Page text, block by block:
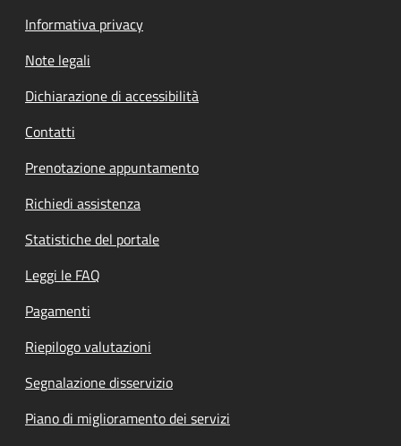
Informativa privacy
Note legali
Dichiarazione di accessibilità
Contatti
Prenotazione appuntamento
Richiedi assistenza
Statistiche del portale
Leggi le FAQ
Pagamenti
Riepilogo valutazioni
Segnalazione disservizio
Piano di miglioramento dei servizi